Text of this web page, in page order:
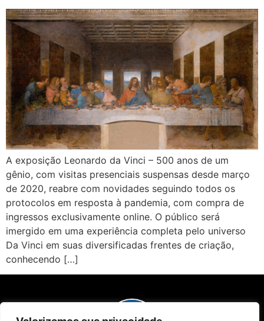
A exposição Leonardo da Vinci – 500 anos de um
gênio, com visitas presenciais suspensas desde março
de 2020, reabre com novidades seguindo todos os
protocolos em resposta à pandemia, com compra de
ingressos exclusivamente online. O público será
imergido em uma experiência completa pelo universo
Da Vinci em suas diversificadas frentes de criação,
conhecendo […]